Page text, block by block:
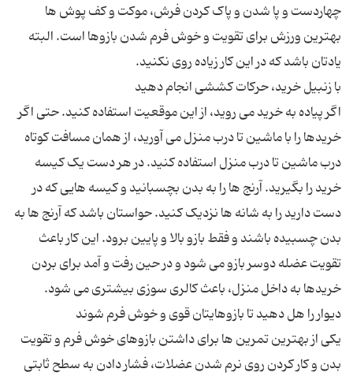
چهاردست و پا شدن و پاک کردن فرش، موکت و کف پوش ها
بهترین ورزش برای تقویت و خوش فرم شدن بازوها است. البته
اگر پیاده به خرید می روید، از این موقعیت استفاده کنید. حتی اگر
خریدها را با ماشین تا درب منزل می آورید، از همان مسافت کوتاه
درب ماشین تا درب منزل استفاده کنید. در هر دست یک کیسه
خرید را بگیرید. آرنج ها را به بدن بچسبانید و کیسه هایی که در
دست دارید را به شانه ها نزدیک کنید. حواستان باشد که آرنج ها به
بدن چسبیده باشند و فقط بازو بالا و پایین برود. این کار باعث
تقویت عضله دوسر بازو می شود و در حین رفت و آمد برای بردن
یکی از بهترین تمرین ها برای داشتن بازوهای خوش فرم و تقویت
بدن و کار کردن روی نرم شدن عضلات، فشار دادن به سطح ثابتی